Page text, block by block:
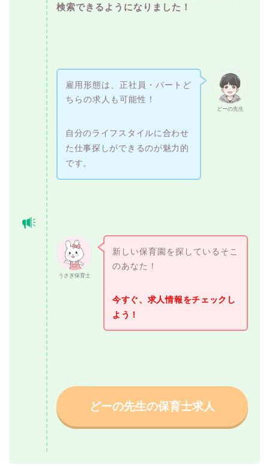
検索できるようになりました！
どーの先生
雇用形態は、正社員・パートど
ちらの求人も可能性！
自分のライフスタイルに合わせ
た仕事探しができるのが魅力的
です。
うさぎ保育士
新しい保育園を探しているそこ
のあなた！
今すぐ、求人情報をチェックし
よう！
どーの先生の保育士求人